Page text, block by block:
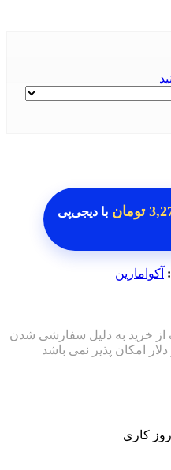
با دیجی‌پی
آکوامارین